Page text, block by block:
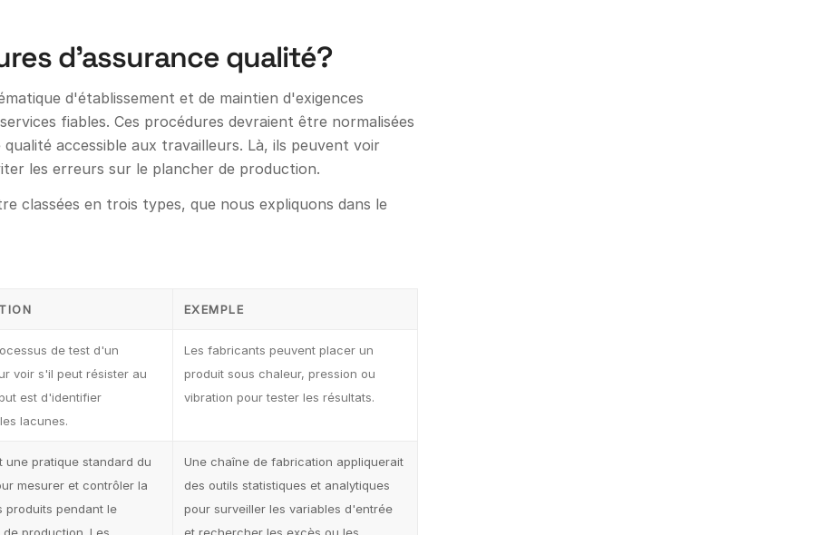
d'assurance qualité?
d'établissement et de maintien d'exigences
fiables. Ces procédures devraient être normalisées
accessible aux travailleurs. Là, ils peuvent voir
les erreurs sur le plancher de production.
classées en trois types, que nous expliquons dans le
EXEMPLE
de test d'un
voir s'il peut résister au
est d'identifier
lacunes.
Les fabricants peuvent placer un
produit sous chaleur, pression ou
vibration pour tester les résultats.
une pratique standard du
mesurer et contrôler la
produits pendant le
production. Les
Une chaîne de fabrication appliquerait
des outils statistiques et analytiques
pour surveiller les variables d'entrée
et rechercher les excès ou les